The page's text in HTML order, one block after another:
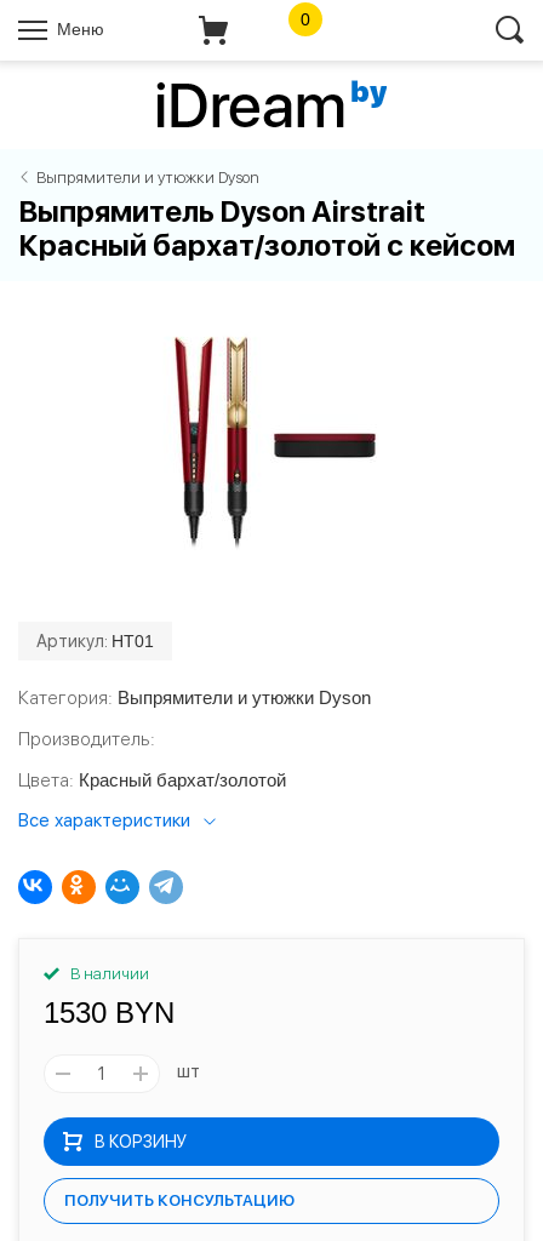
Меню 0
Выпрямители и утюжки Dyson
Выпрямитель Dyson Airstrait
Красный бархат/золотой с кейсом
Артикул: HT01
Категория Выпрямители и утюжки Dyson
Производитель
Цвета Красный бархат/золотой
Все характеристики
В наличии
1530 BYN
шт
В КОРЗИНУ
ПОЛУЧИТЬ КОНСУЛЬТАЦИЮ